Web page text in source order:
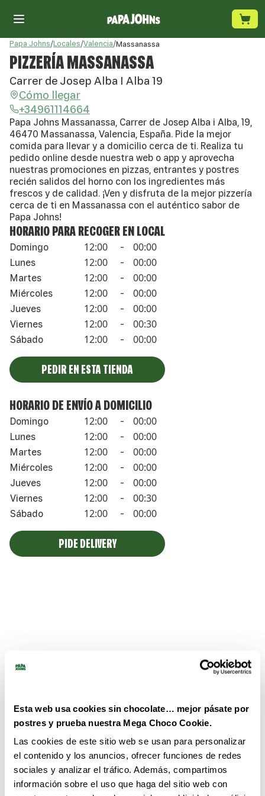
Esta web usa cookies sin chocolate… mejor pásate por
postres y prueba nuestra Mega Choco Cookie.
Las cookies de este sitio web se usan para personalizar
el contenido y los anuncios, ofrecer funciones de redes
sociales y analizar el tráfico. Además, compartimos
información sobre el uso que haga del sitio web con
Papa Johns/Locales/Valencia/Massanassa
PIZZERÍA MASSANASSA
Carrer de Josep Alba I Alba 19
Cómo llegar
+34961114664
Papa Johns Massanassa, Carrer de Josep Alba i Alba, 19,
46470 Massanassa, Valencia, España. Pide la mejor
comida para llevar y a domicilio cerca de ti. Realiza tu
pedido online desde nuestra web o app y aprovecha
nuestras promociones en pizzas, entrantes y postres
recién salidos del horno con los ingredientes más
frescos y de calidad. ¡Ven y disfruta de la mejor pizzería
cerca de ti en Massanassa con el auténtico sabor de
Papa Johns!
HORARIO PARA RECOGER EN LOCAL
Domingo 12:00 - 00:00
Lunes 12:00 - 00:00
Martes 12:00 - 00:00
Miércoles 12:00 - 00:00
Jueves 12:00 - 00:00
Viernes 12:00 - 00:30
Sábado 12:00 - 00:00
PEDIR EN ESTA TIENDA
HORARIO DE ENVÍO A DOMICILIO
Domingo 12:00 - 00:00
Lunes 12:00 - 00:00
Martes 12:00 - 00:00
Miércoles 12:00 - 00:00
Jueves 12:00 - 00:00
Viernes 12:00 - 00:30
Sábado 12:00 - 00:00
PIDE DELIVERY